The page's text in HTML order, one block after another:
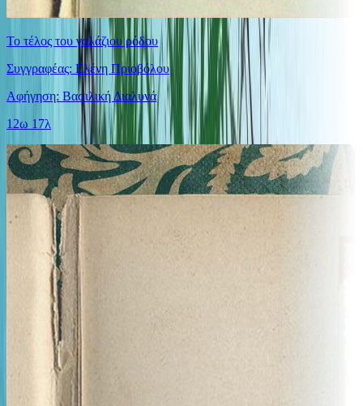
Το τέλος του γαλάζιου ρόδου
Συγγραφέας: Ελένη Πριοβόλου
Αφήγηση: Βασιλική Διαλυνά
12ω 17λ